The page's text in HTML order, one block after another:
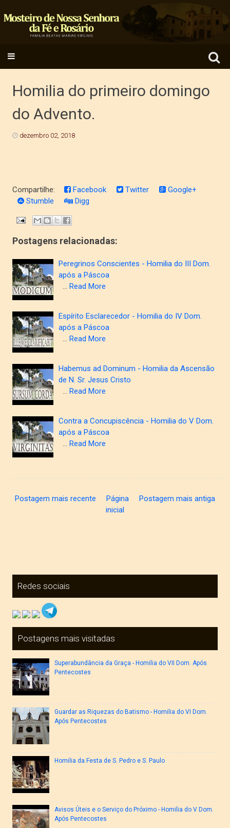
Search
for:
SKIP TO CONTENT
Homilia do primeiro domingo
do Advento.
dezembro 02, 2018
Compartilhe: Facebook Twitter
Google+
Stumble
Digg
Postagens relacionadas:
Peregrinos Conscientes - Homilia do III Dom.
após a Páscoa
… Read More
Espírito Esclarecedor - Homilia do IV Dom.
após a Páscoa
… Read More
Habemus ad Dominum - Homilia da Ascensão
de N. Sr. Jesus Cristo
… Read More
Contra a Concupiscência - Homilia do V Dom.
após a Páscoa
… Read More
Postagem mais recente Postagem mais antiga
Página
inicial
Redes sociais
Postagens mais visitadas
Superabundância da Graça - Homilia do VII Dom. Após
Pentecostes
Guardar as Riquezas do Batismo - Homilia do VI Dom.
Após Pentecostes
Homilia da Festa de S. Pedro e S. Paulo
Avisos Úteis e o Serviço do Próximo - Homilia do V Dom.
Após Pentecostes